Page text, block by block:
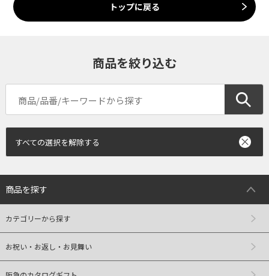
トップに戻る
商品を絞り込む
すべての選択を解除する
商品を探す
カテゴリーから探す
お祝い・お返し・お見舞い